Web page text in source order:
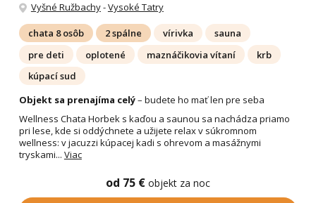
Vyšné Ružbachy-Vysoké Tatry
chata 8 osôb 2 spálne vírivka
sauna
pre deti
oplotené maznáčikovia vítaní
krb
kúpací sud
Objekt sa prenajíma celý– budete ho mať len pre seba
Wellness Chata Horbek s kaďou a saunou sa nachádza priamo
pri lese, kde si oddýchnete a užijete relax v súkromnom
wellness: v jacuzzi kúpacej kadi s ohrevom a masážnymi
tryskami... Viac
od 75 € objekt za noc